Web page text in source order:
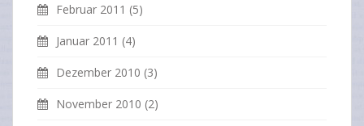
Februar 2011 (5)
Januar 2011 (4)
Dezember 2010 (3)
November 2010 (2)